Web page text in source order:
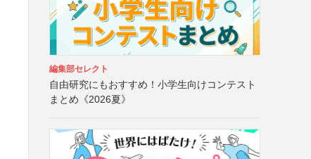
編集部セレクト
自由研究にもおすすめ！小学生向けコンテスト
まとめ《2026夏》